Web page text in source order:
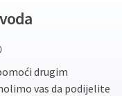
drugim
vas da podijelite